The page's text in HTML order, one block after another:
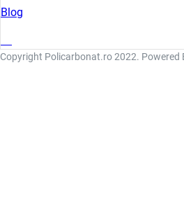
Blog
Copyright Policarbonat.ro 2022. Powered